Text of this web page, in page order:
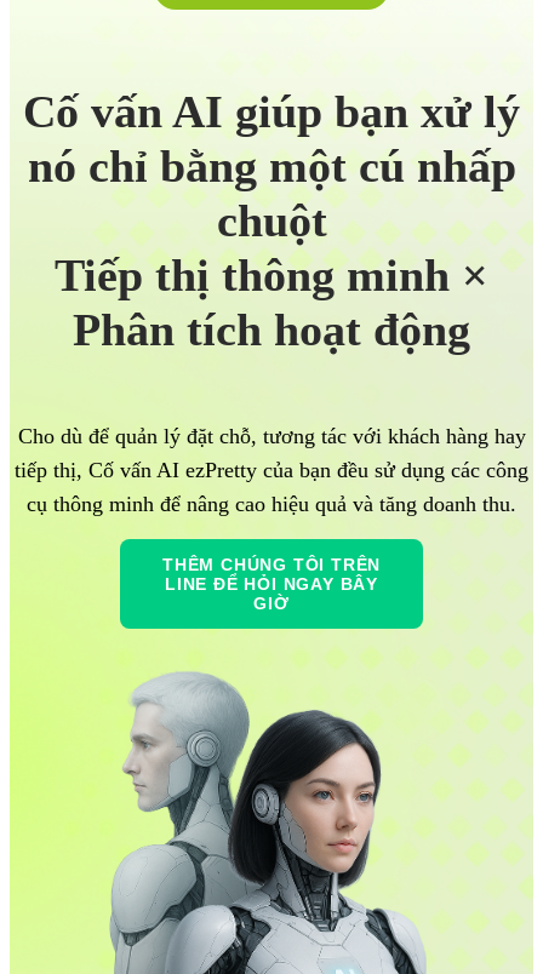
Cố vấn AI giúp bạn xử lý
nó chỉ bằng một cú nhấp
chuột
Tiếp thị thông minh ×
Phân tích hoạt động
Cho dù để quản lý đặt chỗ, tương tác với khách hàng hay
tiếp thị, Cố vấn AI ezPretty của bạn đều sử dụng các công
cụ thông minh để nâng cao hiệu quả và tăng doanh thu.
THÊM CHÚNG TÔI TRÊN
LINE ĐỂ HỎI NGAY BÂY
GIỜ